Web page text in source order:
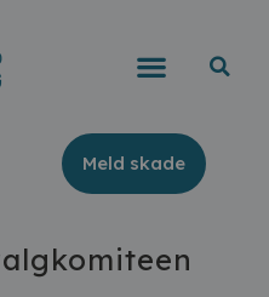
Meld skade